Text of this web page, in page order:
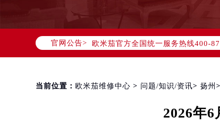
官网公告>
2026年8月欧米茄中国区售后服务网
2026年8月欧米茄全国官方售后客
欧米茄官方全国统一服务热线400-
2026年8月欧米茄售后服务中心最新
北京市东城区东长安街1号东方广场
上海市徐汇区虹桥路3号港汇中心
当前位置： 欧米茄维修中心 > 问题/知识/资讯> 扬州
2026年